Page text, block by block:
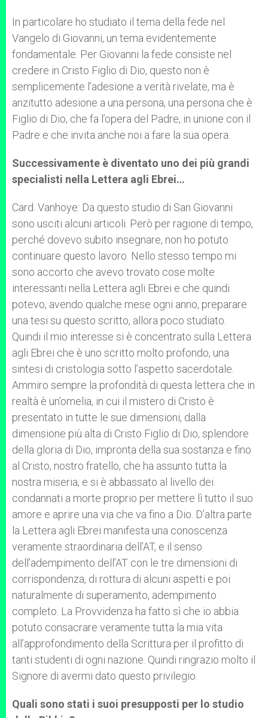
In particolare ho studiato il tema della fede nel
Vangelo di Giovanni, un tema evidentemente
fondamentale. Per Giovanni la fede consiste nel
credere in Cristo Figlio di Dio, questo non è
semplicemente l’adesione a verità rivelate, ma è
anzitutto adesione a una persona, una persona che è
Figlio di Dio, che fa l’opera del Padre, in unione con il
Padre e che invita anche noi a fare la sua opera.
Successivamente è diventato uno dei più grandi
specialisti nella Lettera agli Ebrei…
Card. Vanhoye: Da questo studio di San Giovanni
sono usciti alcuni articoli. Però per ragione di tempo,
perché dovevo subito insegnare, non ho potuto
continuare questo lavoro. Nello stesso tempo mi
sono accorto che avevo trovato cose molte
interessanti nella Lettera agli Ebrei e che quindi
potevo, avendo qualche mese ogni anno, preparare
una tesi su questo scritto, allora poco studiato.
Quindi il mio interesse si è concentrato sulla Lettera
agli Ebrei che è uno scritto molto profondo, una
sintesi di cristologia sotto l’aspetto sacerdotale.
Ammiro sempre la profondità di questa lettera che in
realtà è un’omelia, in cui il mistero di Cristo è
presentato in tutte le sue dimensioni, dalla
dimensione più alta di Cristo Figlio di Dio, splendore
della gloria di Dio, impronta della sua sostanza e fino
al Cristo, nostro fratello, che ha assunto tutta la
nostra miseria, e si è abbassato al livello dei
condannati a morte proprio per mettere lì tutto il suo
amore e aprire una via che va fino a Dio. D’altra parte
la Lettera agli Ebrei manifesta una conoscenza
veramente straordinaria dell’AT, e il senso
dell’adempimento dell’AT con le tre dimensioni di
corrispondenza, di rottura di alcuni aspetti e poi
naturalmente di superamento, adempimento
completo. La Provvidenza ha fatto sì che io abbia
potuto consacrare veramente tutta la mia vita
all’approfondimento della Scrittura per il profitto di
tanti studenti di ogni nazione. Quindi ringrazio molto il
Signore di avermi dato questo privilegio.
Quali sono stati i suoi presupposti per lo studio